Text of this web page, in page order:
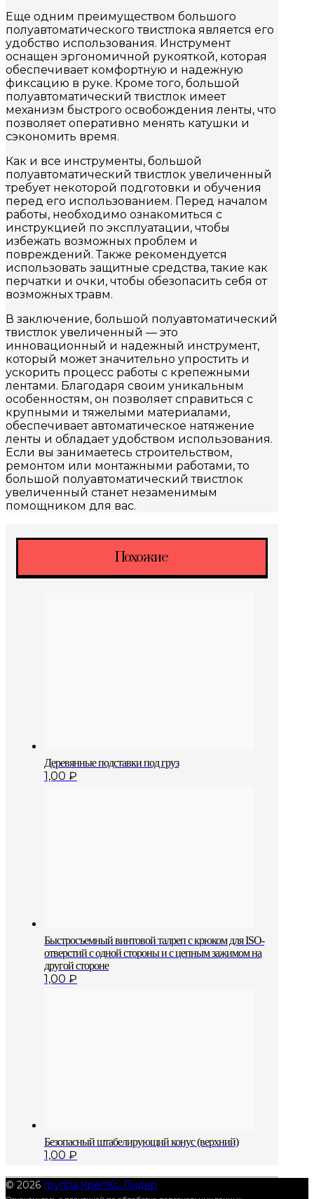
Еще одним преимуществом большого
полуавтоматического твистлока является его
удобство использования. Инструмент
оснащен эргономичной рукояткой, которая
обеспечивает комфортную и надежную
фиксацию в руке. Кроме того, большой
полуавтоматический твистлок имеет
механизм быстрого освобождения ленты, что
позволяет оперативно менять катушки и
сэкономить время.
Как и все инструменты, большой
полуавтоматический твистлок увеличенный
требует некоторой подготовки и обучения
перед его использованием. Перед началом
работы, необходимо ознакомиться с
инструкцией по эксплуатации, чтобы
избежать возможных проблем и
повреждений. Также рекомендуется
использовать защитные средства, такие как
перчатки и очки, чтобы обезопасить себя от
возможных травм.
В заключение, большой полуавтоматический
твистлок увеличенный — это
инновационный и надежный инструмент,
который может значительно упростить и
ускорить процесс работы с крепежными
лентами. Благодаря своим уникальным
особенностям, он позволяет справиться с
крупными и тяжелыми материалами,
обеспечивает автоматическое натяжение
ленты и обладает удобством использования.
Если вы занимаетесь строительством,
ремонтом или монтажными работами, то
большой полуавтоматический твистлок
увеличенный станет незаменимым
помощником для вас.
Похожие
Деревянные подставки под груз
1,00 ₽
Быстросъемный винтовой талреп с крюком для ISO-
отверстий с одной стороны и с цепным зажимом на
другой стороне
1,00 ₽
Безопасный штабелирующий конус (верхний)
1,00 ₽
© 2026 группа КрепКо Лидер